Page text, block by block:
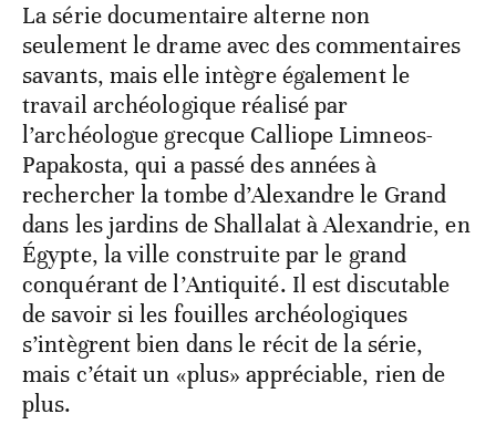
La série documentaire alterne non
seulement le drame avec des commentaires
savants, mais elle intègre également le
travail archéologique réalisé par
l’archéologue grecque Calliope Limneos-
Papakosta, qui a passé des années à
rechercher la tombe d’Alexandre le Grand
dans les jardins de Shallalat à Alexandrie, en
Égypte, la ville construite par le grand
conquérant de l’Antiquité. Il est discutable
de savoir si les fouilles archéologiques
s’intègrent bien dans le récit de la série,
mais c’était un «plus» appréciable, rien de
plus.